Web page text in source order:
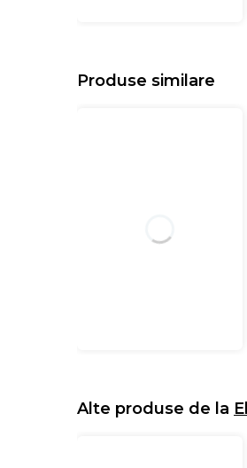
Produse similare
Alte produse de la